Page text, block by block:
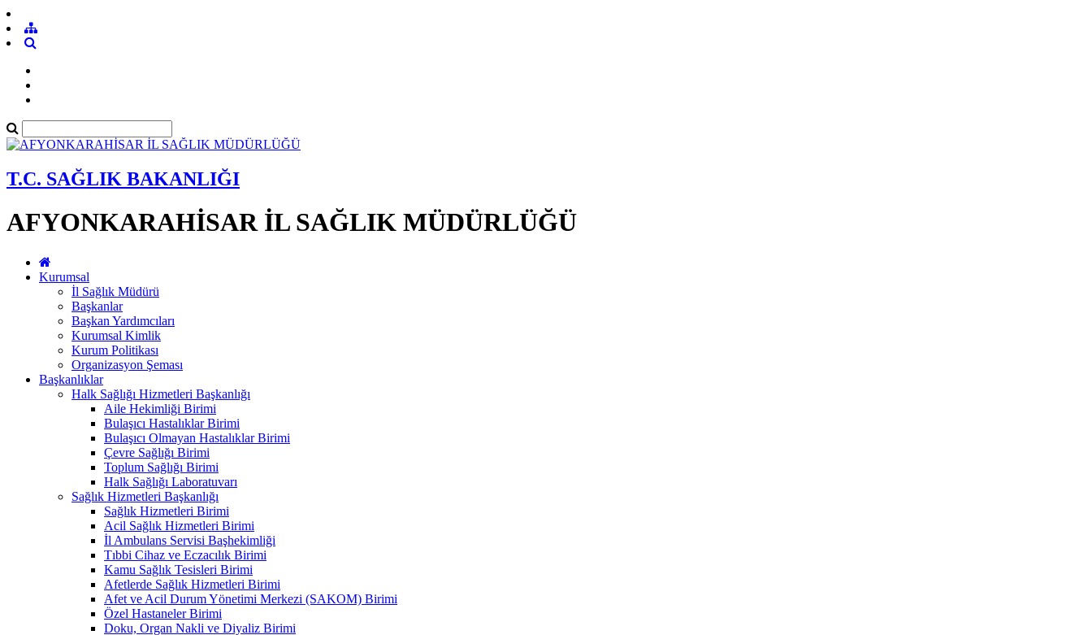
T.C. SAĞLIK BAKANLIĞI
AFYONKARAHİSAR İL SAĞLIK MÜDÜRLÜĞÜ
Kurumsal
İl Sağlık Müdürü
Başkanlar
Başkan Yardımcıları
Kurumsal Kimlik
Kurum Politikası
Organizasyon Şeması
Başkanlıklar
Halk Sağlığı Hizmetleri Başkanlığı
Aile Hekimliği Birimi
Bulaşıcı Hastalıklar Birimi
Bulaşıcı Olmayan Hastalıklar Birimi
Çevre Sağlığı Birimi
Toplum Sağlığı Birimi
Halk Sağlığı Laboratuvarı
Sağlık Hizmetleri Başkanlığı
Sağlık Hizmetleri Birimi
Acil Sağlık Hizmetleri Birimi
İl Ambulans Servisi Başhekimliği
Tıbbi Cihaz ve Eczacılık Birimi
Kamu Sağlık Tesisleri Birimi
Afetlerde Sağlık Hizmetleri Birimi
Afet ve Acil Durum Yönetimi Merkezi (SAKOM) Birimi
Özel Hastaneler Birimi
Doku, Organ Nakli ve Diyaliz Birimi